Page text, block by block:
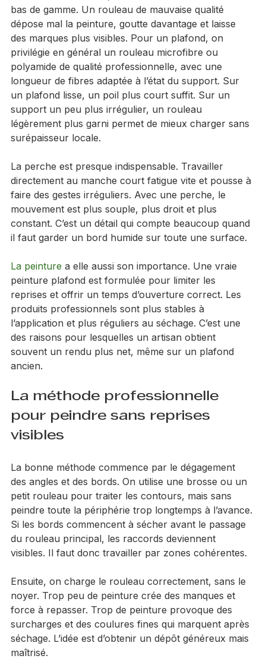
Pour éviter les traces, il faut d’abord éviter le matériel
bas de gamme. Un rouleau de mauvaise qualité
dépose mal la peinture, goutte davantage et laisse
des marques plus visibles. Pour un plafond, on
privilégie en général un rouleau microfibre ou
polyamide de qualité professionnelle, avec une
longueur de fibres adaptée à l’état du support. Sur
un plafond lisse, un poil plus court suffit. Sur un
support un peu plus irrégulier, un rouleau
légèrement plus garni permet de mieux charger sans
La perche est presque indispensable. Travailler
directement au manche court fatigue vite et pousse à
faire des gestes irréguliers. Avec une perche, le
mouvement est plus souple, plus droit et plus
constant. C’est un détail qui compte beaucoup quand
La peinture a elle aussi son importance. Une vraie
peinture plafond est formulée pour limiter les
reprises et offrir un temps d’ouverture correct. Les
produits professionnels sont plus stables à
l’application et plus réguliers au séchage. C’est une
des raisons pour lesquelles un artisan obtient
souvent un rendu plus net, même sur un plafond
La méthode professionnelle
pour peindre sans reprises
La bonne méthode commence par le dégagement
des angles et des bords. On utilise une brosse ou un
petit rouleau pour traiter les contours, mais sans
peindre toute la périphérie trop longtemps à l’avance.
Si les bords commencent à sécher avant le passage
du rouleau principal, les raccords deviennent
Ensuite, on charge le rouleau correctement, sans le
noyer. Trop peu de peinture crée des manques et
force à repasser. Trop de peinture provoque des
surcharges et des coulures fines qui marquent après
séchage. L’idée est d’obtenir un dépôt généreux mais